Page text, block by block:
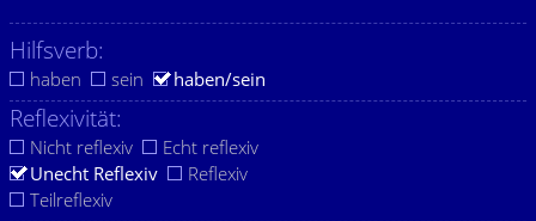
Hilfsverb:
haben sein haben/sein
Reflexivität:
Nicht reflexiv
Echt reflexiv
Unecht Reflexiv
Reflexiv
Teilreflexiv